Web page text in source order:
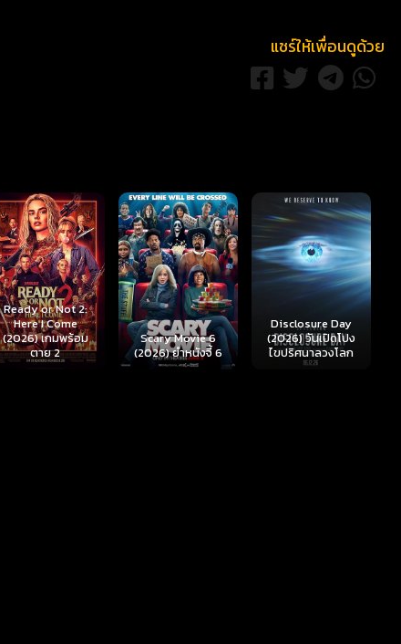
แชร์ให้เพื่อนดูด้วย
Scary Movie 6
(2026) ยำหนังจี้ 6
Disclosure Day
(2026) วันเปิดโปง
ไขปริศนาลวงโลก
Backrooms (2026)
นรกห้องลับ